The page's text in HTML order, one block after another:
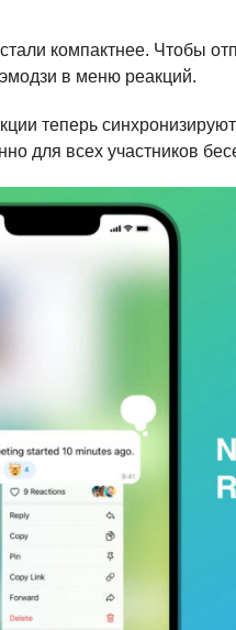
компактнее. Чтобы
в меню реакций.
теперь
для всех участников